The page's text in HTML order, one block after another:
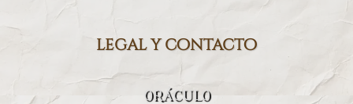
legal y contacto
ORÁCULO